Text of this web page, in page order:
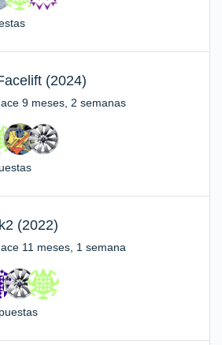
(2024)
9 meses, 2 semanas
(2022)
11 meses, 1 semana